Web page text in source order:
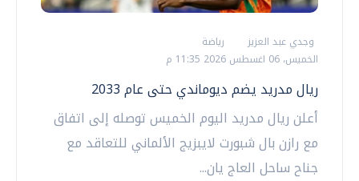
وجدي عبد العزيز
رياضة
الخميس، 06 اغسطس 2026 11:35 م
ريال مدريد يضم ديوماندي حتى عام 2033
أعلن ريال مدريد اليوم الخميس توصله إلى اتفاق
مع رازن بال شبورت لايبزيج الألماني للتعاقد مع
جناح ساحل العاج يان...